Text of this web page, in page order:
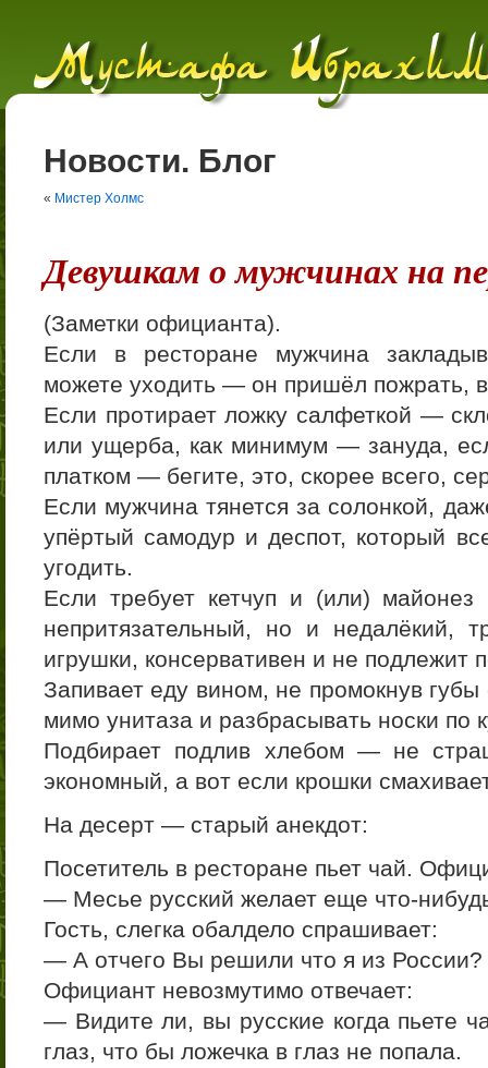
Новости. Блог
« Мистер Холмс
Девушкам о мужчинах на
(Заметки официанта).
Если в ресторане мужчина
можете уходить — он пришёл пожрать,
Если протирает ложку салфеткой —
или ущерба, как минимум — зануда,
платком — бегите, это, скорее всего,
Если мужчина тянется за солонкой,
упёртый самодур и деспот, который
угодить.
Если требует кетчуп и (или)
непритязательный, но и недалёкий,
игрушки, консервативен и не подлежит
Запивает еду вином, не промокнув
мимо унитаза и разбрасывать носки по
Подбирает подлив хлебом — не
экономный, а вот если крошки
На десерт — старый анекдот:
Посетитель в ресторане пьет чай.
— Месье русский желает еще что-
Гость, слегка обалдело спрашивает:
— А отчего Вы решили что я из России?
Официант невозмутимо отвечает:
— Видите ли, вы русские когда пьете
глаз, что бы ложечка в глаз не попала.